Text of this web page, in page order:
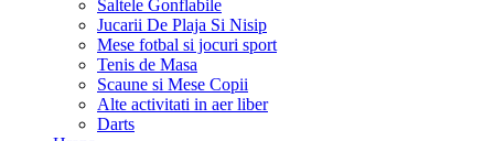
Saltele Gonflabile
Jucarii De Plaja Si Nisip
Mese fotbal si jocuri sport
Tenis de Masa
Scaune si Mese Copii
Alte activitati in aer liber
Darts